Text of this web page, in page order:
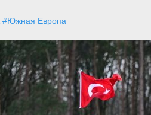
#Южная Европа